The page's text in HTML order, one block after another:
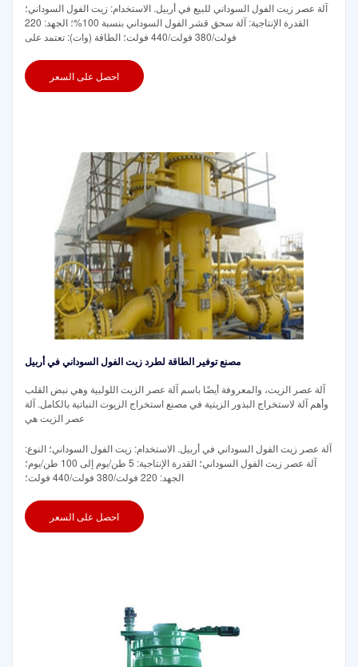
آلة عصر زيت الفول السوداني للبيع في أربيل. الاستخدام: زيت الفول السوداني؛
القدرة الإنتاجية: آلة سحق قشر الفول السوداني بنسبة 100%؛ الجهد: 220
فولت/380 فولت/440 فولت؛ الطاقة (وات): تعتمد على
احصل على السعر
مصنع توفير الطاقة لطرد زيت الفول السوداني في أربيل
آلة عصر الزيت، والمعروفة أيضًا باسم آلة عصر الزيت اللولبية وهي نبض القلب
وأهم آلة لاستخراج البذور الزيتية في مصنع استخراج الزيوت النباتية بالكامل. آلة
عصر الزيت هي
آلة عصر زيت الفول السوداني في أربيل. الاستخدام: زيت الفول السوداني؛ النوع:
آلة عصر زيت الفول السوداني؛ القدرة الإنتاجية: 5 طن/يوم إلى 100 طن/يوم؛
الجهد: 220 فولت/380 فولت/440 فولت؛
احصل على السعر